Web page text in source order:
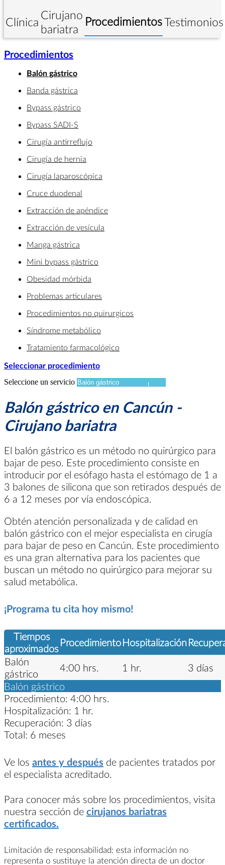
Clínica Cirujano
bariatra
ProcedimientosTestimonios
Procedimientos
Balón gástrico
Banda gástrica
Bypass gástrico
Bypass SADI-S
Cirugía antirreflujo
Cirugía de hernia
Cirugía laparoscópica
Cruce duodenal
Extracción de apéndice
Extracción de vesícula
Manga gástrica
Mini bypass gástrico
Obesidad mórbida
Problemas articulares
Procedimientos no quirurgicos
Síndrome metabólico
Tratamiento farmacológico
Seleccionar procedimiento
Seleccione un servicio
Balón gástrico en Cancún -
Cirujano bariatra
El balón gástrico es un método no quirúrgico para
bajar de peso. Este procedimiento consiste en
introducir por el esófago hasta el estómago de 1 a
3 balones de silicona que son retirados después de
6 a 12 meses por vía endoscópica.
Obtén atención personalizada y de calidad en
balón gástrico con el mejor especialista en cirugía
para bajar de peso en Cancún. Este procedimiento
es una gran alternativa para los pacientes que
buscan un método no quirúrgico para mejorar su
salud metabólica.
¡Programa tu cita hoy mismo!
Tiempos
aproximadosProcedimientoHospitalización
Balón
gástrico
4:00 hrs. 1 hr.
3 días
Balón gástrico
Procedimiento: 4:00 hrs.
Hospitalización: 1 hr.
Recuperación: 3 días
Total: 6 meses
Ve los antes y después de pacientes tratados por
el especialista acreditado.
Para conocer más sobre los procedimientos, visita
nuestra sección de cirujanos bariatras
certificados.
Limitación de responsabilidad: esta información no
representa o sustituye la atención directa de un doctor